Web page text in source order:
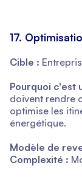
17.
Cible :
Pourquoi c'est
doivent rendre
optimise les
énergétique.
Modèle de
Complexité :